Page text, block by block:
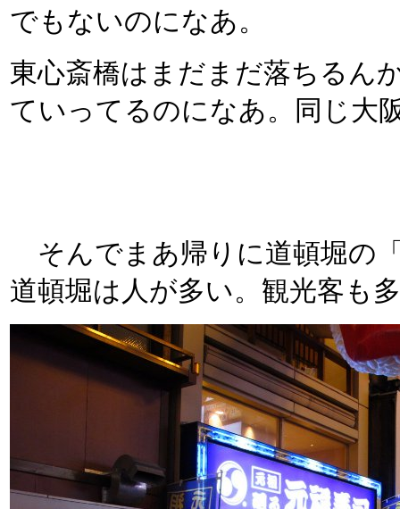
でもないのになあ。
東心斎橋はまだまだ落ちるん
ていってるのになあ。同じ大
そんでまあ帰りに道頓堀の
道頓堀は人が多い。観光客も